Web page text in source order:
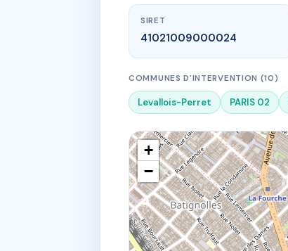
SIRET
41021009000024
COMMUNES D'INTERVENTION (10)
Levallois-Perret PARIS 02
+
−